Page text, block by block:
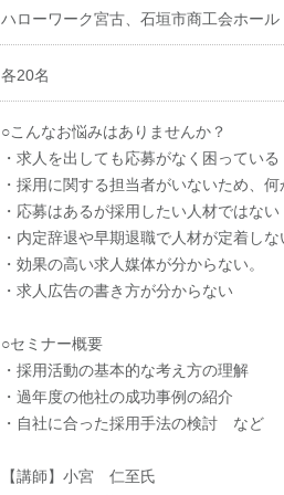
ハローワーク宮古、石垣市商工会ホール
各20名
○こんなお悩みはありませんか？
・求人を出しても応募がなく困っている
・採用に関する担当者がいないため、
・応募はあるが採用したい人材ではない
・内定辞退や早期退職で人材が定着しな
・効果の高い求人媒体が分からない。
・求人広告の書き方が分からない
○セミナー概要
・採用活動の基本的な考え方の理解
・過年度の他社の成功事例の紹介
・自社に合った採用手法の検討 など
【講師】小宮 仁至氏